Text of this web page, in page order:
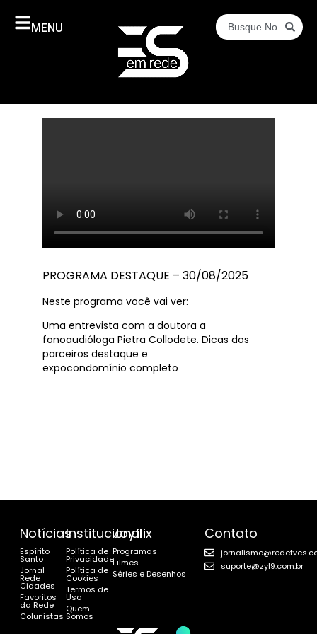
MENU
PROGRAMA DESTAQUE – 30/08/2025
Neste programa você vai ver:
Uma entrevista com a doutora a
fonoaudióloga Pietra Collodete. Dicas dos
parceiros destaque e
expocondomínio completo
Notícias
Espírito
Santo
Jornal
Rede
Cidades
Favoritos
da Rede
Colunistas
Institucional
Política de
Privacidade
Política de
Cookies
Termos de
Uso
Quem
Somos
Joyflix
Programas
Filmes
Séries e Desenhos
Contato
suporte@zyl9.com.br